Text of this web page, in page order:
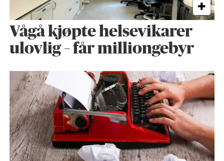
Vågå kjøpte helse­vikarer
ulovlig – får milliongebyr